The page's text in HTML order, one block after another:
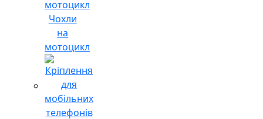
Чохли
на
мотоцикл